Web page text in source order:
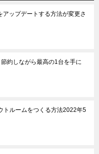
ップデートする方法が変更さ
約しながら最高の1台を手に
トルームをつくる方法2022年5